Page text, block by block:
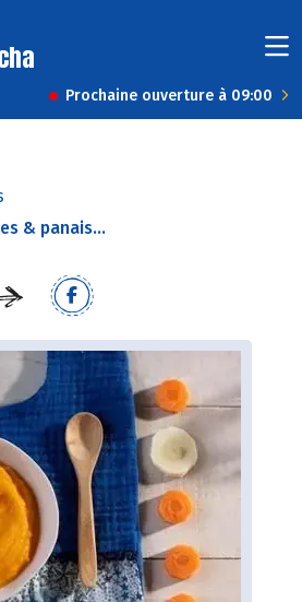
Prochaine ouverture à 09:00
& panais...